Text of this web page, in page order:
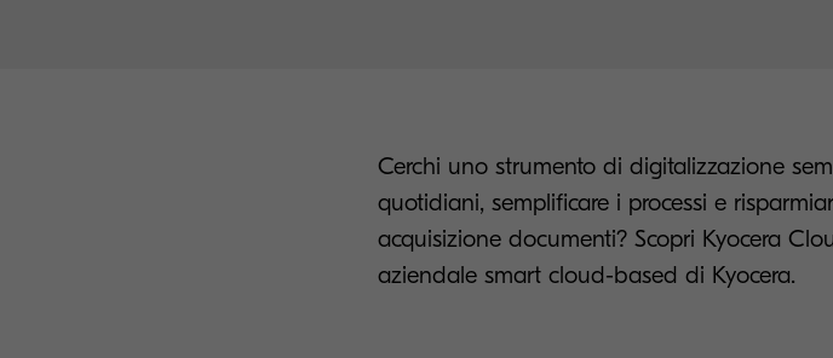
Cerchi uno strumento di digitalizzazione
quotidiani, semplificare i processi e
acquisizione documenti? Scopri Kyocera
aziendale smart cloud-based di Kyocera.